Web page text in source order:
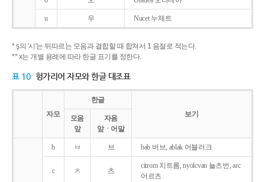
u 우 Nucet 누체트
* ş의 '시'는 뒤따르는 모음과 결합할 때 합쳐서 1 음절로 적는다.
** x는 개별 용례에 따라 한글 표기를 정한다.
표 10 헝가리어 자모와 한글 대조표
자모
한글
보기
모음
앞
자음
앞ㆍ어말
b ㅂ 브 bab 버브, ablak 어블러크
c ㅊ 츠
citrom 치트롬, nyolcvan 뇰츠번, arc
어르츠